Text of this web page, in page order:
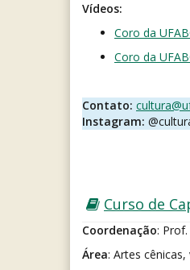
Vídeos:
Coro da
Coro da
Contato:
Instagram:
Curso de
Coordenação:
Área: Artes